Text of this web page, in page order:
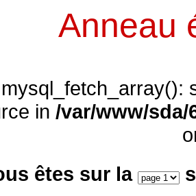
Anneau
in /var/www/
êtes sur la